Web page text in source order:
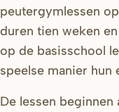
peutergymlessen
duren tien weken
op de basisschool
speelse manier hun
De lessen